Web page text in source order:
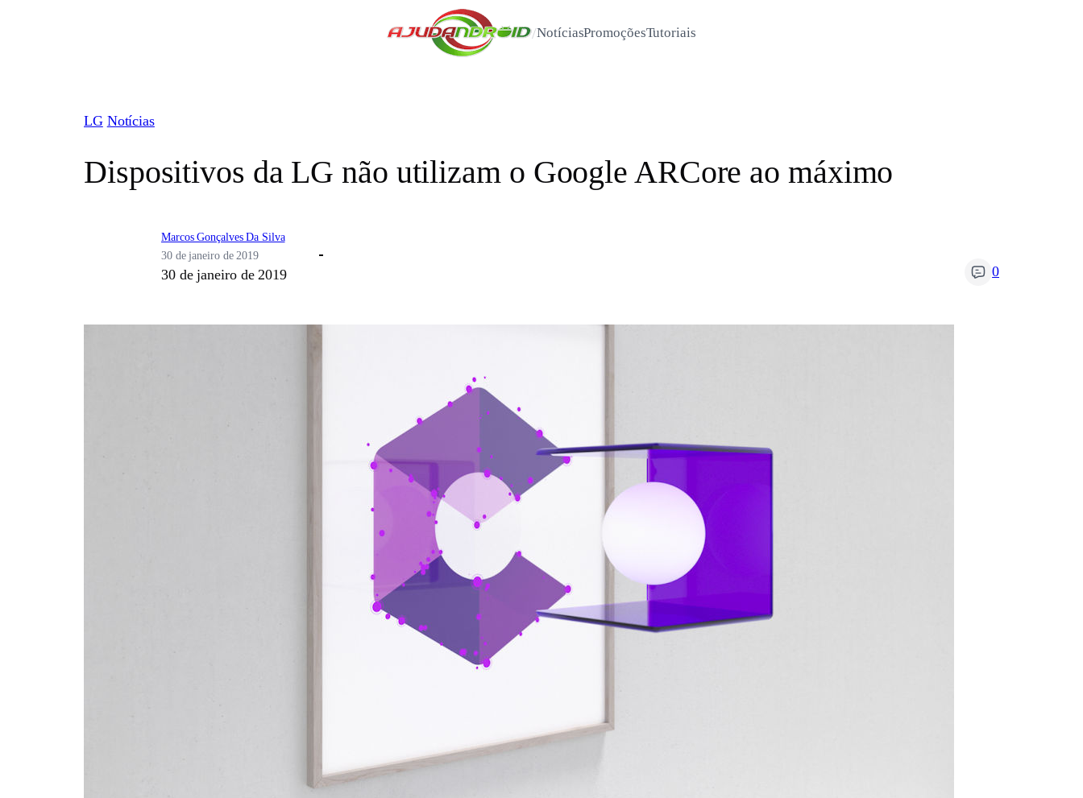
/NotíciasPromoçõesTutoriais
LG Notícias
Dispositivos da LG não utilizam o Google ARCore ao máximo
Marcos Gonçalves Da Silva
30 de janeiro de 2019
30 de janeiro de 2019 0